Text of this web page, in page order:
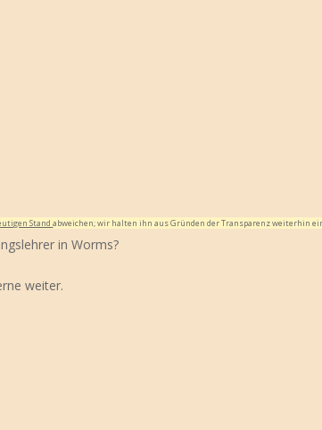
Standabweichen; wir halten ihn aus Gründen der Transparenz weiterhin
in Worms?
weiter.